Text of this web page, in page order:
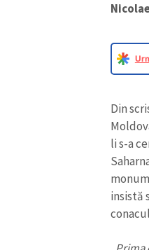
Din
li s-a
insistă